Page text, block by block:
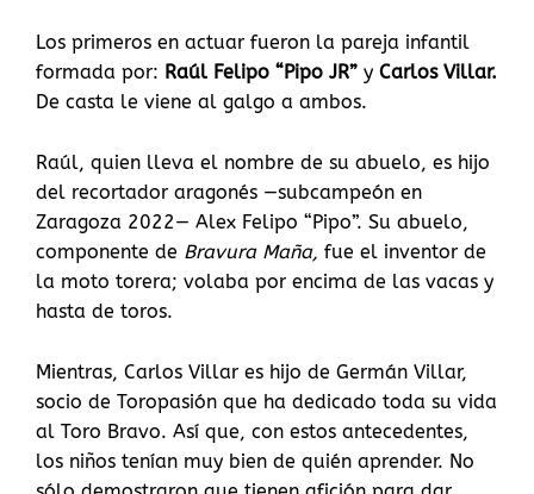
Los primeros en actuar fueron la pareja infantil
formada por: Raúl Felipo “Pipo JR” y Carlos Villar.
De casta le viene al galgo a ambos.
Raúl, quien lleva el nombre de su abuelo, es hijo
del recortador aragonés —subcampeón en
Zaragoza 2022— Alex Felipo “Pipo”. Su abuelo,
componente de Bravura Maña, fue el inventor de
la moto torera; volaba por encima de las vacas y
hasta de toros.
Mientras, Carlos Villar es hijo de Germán Villar,
socio de Toropasión que ha dedicado toda su vida
al Toro Bravo. Así que, con estos antecedentes,
los niños tenían muy bien de quién aprender. No